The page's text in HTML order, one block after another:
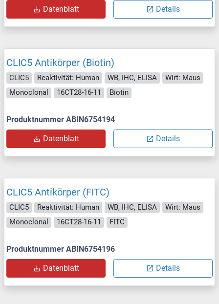
Datenblatt Details
CLIC5 Antikörper (Biotin)
CLIC5 Reaktivität: Human WB, IHC, ELISA
Wirt: Maus
Monoclonal
16CT28-16-11 Biotin
Produktnummer ABIN6754194
Datenblatt Details
CLIC5 Antikörper (FITC)
CLIC5 Reaktivität: Human WB, IHC, ELISA
Wirt: Maus
Monoclonal
16CT28-16-11 FITC
Produktnummer ABIN6754196
Datenblatt Details